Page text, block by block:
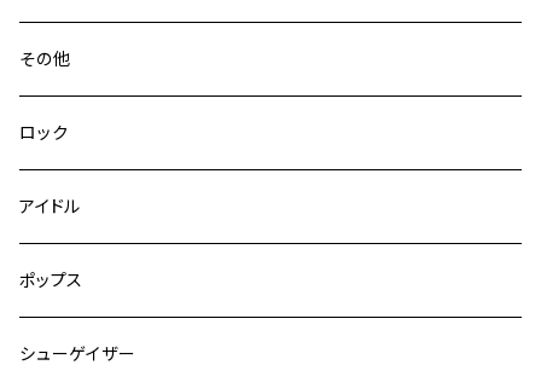
その他
ロック
アイドル
ポップス
シューゲイザー